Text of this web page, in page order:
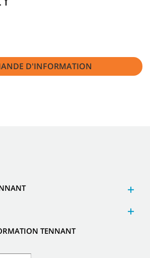
D'INFORMATION
TENNANT